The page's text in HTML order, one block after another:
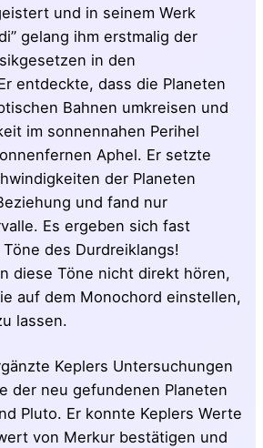
und in seinem Werk
gelang ihm erstmalig der
in den
entdeckte, dass die Planeten
Bahnen umkreisen und
im sonnennahen Perihel
Aphel. Er setzte
der Planeten
und fand nur
Es ergeben sich fast
des Durdreiklangs!
diese Töne nicht direkt hören,
auf dem Monochord einstellen,
lassen.
Keplers Untersuchungen
der neu gefundenen Planeten
Pluto. Er konnte Keplers Werte
von Merkur bestätigen und